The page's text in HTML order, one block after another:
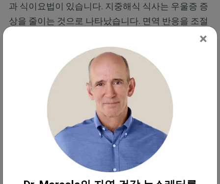
과 식이요법이 있습니다. 지중해식 식사는 우울증 증
상을 줄이는 것으로 나타났습니다. 면역 반응을 조절
하는 데 도움이 되는 요소 중 하나는 건강한 식습관
변화와 운동을 통해 긍정적인 영향을 받는
입니다. 염증에 영향을 미치는 다른 생활 방식 요
인으로는 양질의 수면, 햇빛 노출, 스트레스 감소 등이
디킨 대학교 식품 및 기분 센터(Food & Mood Centre
at Deakin University)의 선임 연구원인 볼프강 마르크
스(Wolfgang Marx)는 “생활 방식 요소가 정신 건강과
염증에 미치는 역할에 대해 더 많이 알게 되면서 이는
상당히 힘을 실어주는 메시지를 제공한다고 생각합
×